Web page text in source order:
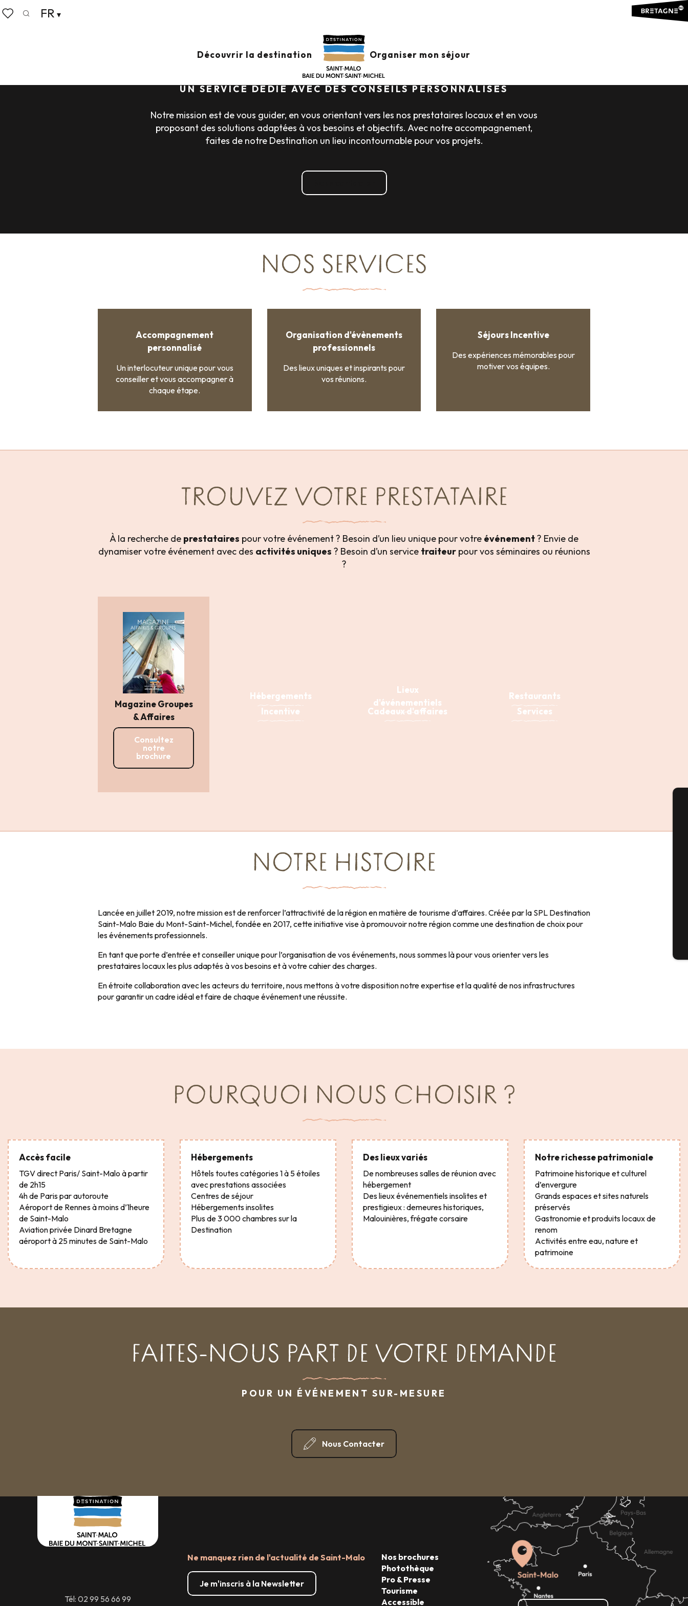
Aller
au
FR
Découvrir la destination Organiser mon séjour
AFFAIRES
UN SERVICE DÉDIÉ AVEC DES CONSEILS PERSONNALISÉS
Notre mission est de vous guider, en vous orientant vers les nos prestataires locaux et en vous
proposant des solutions adaptées à vos besoins et objectifs. Avec notre accompagnement,
faites de notre Destination un lieu incontournable pour vos projets.
NOS SERVICES
Accompagnement
personnalisé
Un interlocuteur unique pour vous
conseiller et vous accompagner à
chaque étape.
Organisation d'évènements
professionnels
Des lieux uniques et inspirants pour
vos réunions.
Séjours Incentive
Des expériences mémorables pour
motiver vos équipes.
TROUVEZ VOTRE PRESTATAIRE
À la recherche de prestataires pour votre événement ? Besoin d’un lieu unique pour votre événement? Envie de
dynamiser votre événement avec des activités uniques ? Besoin d’un service traiteurpour vos séminaires ou réunions
?
Magazine Groupes
& Affaires
Consultez
notre
brochure
Hébergements
Lieux
d'événementiels
Restaurants
Incentive
Cadeaux d'affaires Services
NOTRE HISTOIRE
Lancée en juillet 2019, notre mission est de renforcer l’attractivité de la région en matière de tourisme d’affaires. Créée par la SPL Destination
Saint-Malo Baie du Mont-Saint-Michel, fondée en 2017, cette initiative vise à promouvoir notre région comme une destination de choix pour
les événements professionnels.
En tant que porte d’entrée et conseiller unique pour l’organisation de vos événements, nous sommes là pour vous orienter vers les
prestataires locaux les plus adaptés à vos besoins et à votre cahier des charges.
En étroite collaboration avec les acteurs du territoire, nous mettons à votre disposition notre expertise et la qualité de nos infrastructures
pour garantir un cadre idéal et faire de chaque événement une réussite.
POURQUOI NOUS CHOISIR ?
Accès facile
TGV direct Paris/ Saint-Malo à partir
de 2h15
4h de Paris par autoroute
Aéroport de Rennes à moins d’1heure
de Saint-Malo
Aviation privée Dinard Bretagne
aéroport à 25 minutes de Saint-Malo
Hébergements
Hôtels toutes catégories 1 à 5 étoiles
avec prestations associées
Centres de séjour
Hébergements insolites
Plus de 3 000 chambres sur la
Destination
Des lieux variés
De nombreuses salles de réunion avec
hébergement
Des lieux événementiels insolites et
prestigieux : demeures historiques,
Malouinières, frégate corsaire
Notre richesse patrimoniale
Patrimoine historique et culturel
d’envergure
Grands espaces et sites naturels
préservés
Gastronomie et produits locaux de
renom
Activités entre eau, nature et
patrimoine
FAITES-NOUS PART DE VOTRE DEMANDE
POUR UN ÉVÉNEMENT SUR-MESURE
Nous Contacter
Tél: 02 99 56 66 99
Ne manquez rien de l'actualité de Saint-Malo
Je m'inscris à la Newsletter
Nos brochures
Photothèque
Pro & Presse
Tourisme
Accessible